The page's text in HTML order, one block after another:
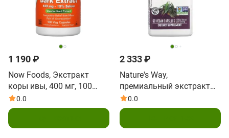
1 190 ₽
Now Foods, Экстракт
коры ивы, 400 мг, 100
капсул
0.0
2 333 ₽
Nature's Way,
премиальный экстракт
ивы, 400 мг, 60 веганских
капсул (200 мг в 1
0.0